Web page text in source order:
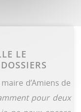
LE
d’Amiens de
pour deux